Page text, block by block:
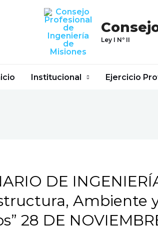
Ley I Nº II
Institucional Ejercicio
DE
Ambiente
28 DE